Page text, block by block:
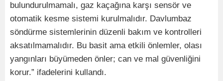
bulundurulmamalı, gaz kaçağına karşı sensör ve
otomatik kesme sistemi kurulmalıdır. Davlumbaz
söndürme sistemlerinin düzenli bakım ve kontrolleri
aksatılmamalıdır. Bu basit ama etkili önlemler, olası
yangınları büyümeden önler; can ve mal güvenliğini
korur.” ifadelerini kullandı.